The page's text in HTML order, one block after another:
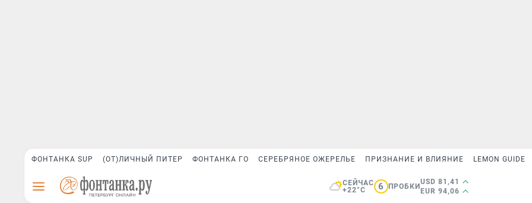
ФОНТАНКА SUP (ОТ)ЛИЧНЫЙ ПИТЕР ФОНТАНКА ГО СЕРЕБРЯНОЕ ОЖЕРЕЛЬЕ ПРИЗНАНИЕ И ВЛИЯНИЕ LEMON GUIDE
СЕЙЧАС
+22°C
6 ПРОБКИ
USD 81,41
EUR 94,06